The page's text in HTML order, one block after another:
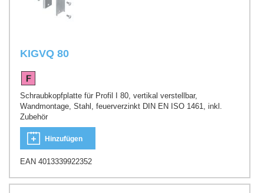
KIGVQ 80
Schraubkopfplatte für Profil I 80, vertikal verstellbar,
Wandmontage, Stahl, feuerverzinkt DIN EN ISO 1461, inkl.
Zubehör
Hinzufügen
EAN 4013339922352